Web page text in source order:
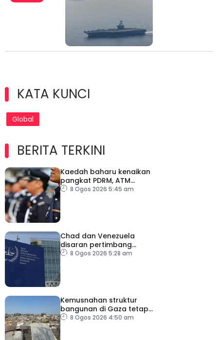
KATA KUNCI
Global
BERITA TERKINI
Kaedah baharu kenaikan
pangkat PDRM, ATM
tingkat profesionalisme,
8 Ogos 2026 5:45 am
Chad dan Venezuela
disaran pertimbang
semula keputusan tarik
8 Ogos 2026 5:28 am
Kemusnahan struktur
bangunan di Gaza tetap
catat peningkatan
8 Ogos 2026 4:50 am